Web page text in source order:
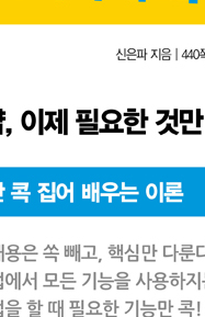
살펴보기
을 위한 환경 설정하기
는 부분에 작업하자
의 이해
택 영역 지정하기